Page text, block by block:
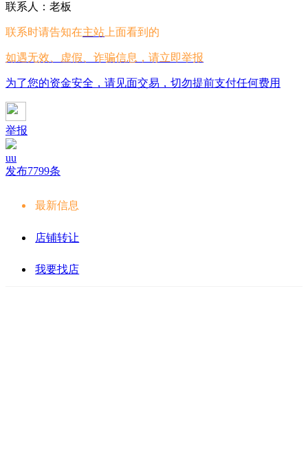
联系人：老板
联系时请告知在主站 上面看到的
如遇无效、虚假、诈骗信息，请立即举报
为了您的资金安全，请见面交易，切勿提前支付任何费用
举报
uu
发布7799条
最新信息
店铺转让
我要找店